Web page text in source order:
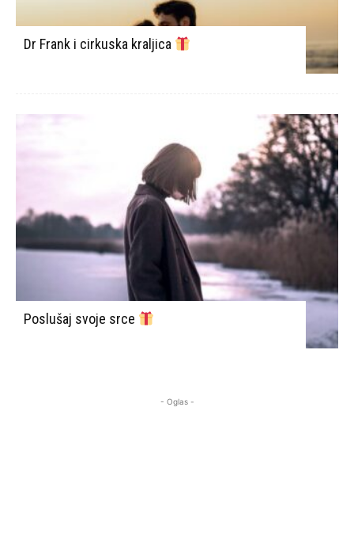
Dr Frank i cirkuska kraljica
Poslušaj svoje srce
- Oglas -